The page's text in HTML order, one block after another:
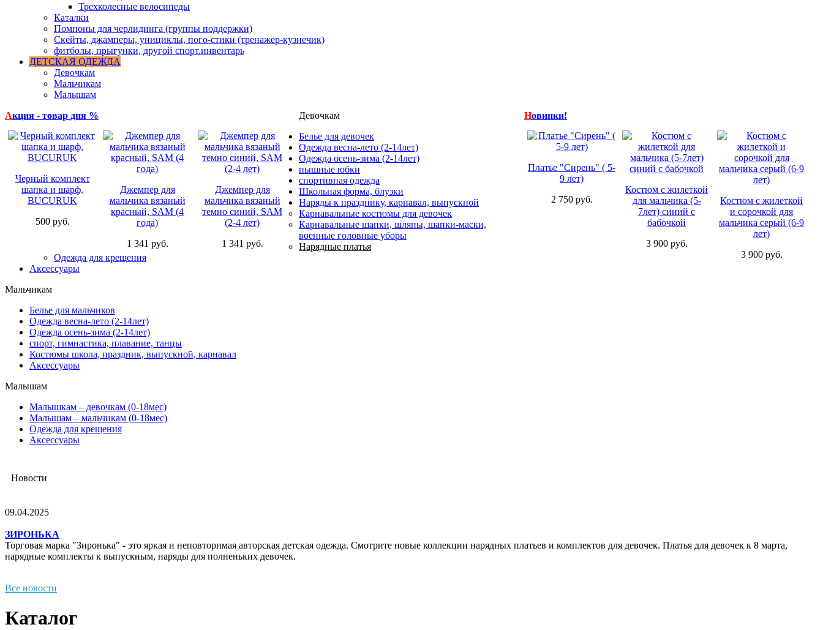
Трехколесные велосипеды
Каталки
Помпоны для черлидинга (группы поддержки)
Скейты, джамперы, унициклы, пого-стики (тренажер-кузнечик)
фитболы, прыгунки, другой спорт.инвентарь
ДЕТСКАЯ ОДЕЖДА
Девочкам
Мальчикам
Малышам
Акция - товар дня %
Черный комплект
шапка и шарф,
BUCURUK
500 руб.
Джемпер для
мальчика вязаный
красный, SAM (4
года)
1 341 руб.
Джемпер для
мальчика вязаный
темно синий, SAM
(2-4 лет)
1 341 руб.
Джемпер для
мальчика вязаный
черный, SAM (2-6
лет)
1 341 руб.
мальчика , SAM,
красный, (8 лет)
870 руб.
Рубашка для
розовая для девочки,
SAM, ( 3,5,6 лет)
Кофта с надписью
белая для девочки,
SAM, белый, ( 3, 4 ,
6 лет)
Новинки!
Платье "Сирень" ( 5-
9 лет)
2 750 руб.
Костюм с жилеткой
для мальчика (5-
7лет) синий с
бабочкой
3 900 руб.
Костюм с жилеткой
и сорочкой для
мальчика серый (6-9
лет)
3 900 руб.
Девочкам
Белье для девочек
Одежда весна-лето (2-14лет)
Одежда осень-зима (2-14лет)
пышные юбки
спортивная одежда
Школьная форма, блузки
Наряды к празднику, карнавал, выпускной
Карнавальные костюмы для девочек
Карнавальные шапки, шляпы, шапки-маски,
военные головные уборы
Нарядные платья
Одежда для крещения
Аксессуары
Мальчикам
Белье для мальчиков
Одежда весна-лето (2-14лет)
Одежда осень-зима (2-14лет)
спорт, гимнастика, плавание, танцы
Костюмы школа, праздник, выпускной, карнавал
Аксессуары
Малышам
Mалышкам – девочкам (0-18мес)
Малышам – мальчикам (0-18мес)
Одежда для крещения
Аксессуары
Новости
09.04.2025
ЗИРОНЬКА
Торговая марка "Зиронька" - это яркая и неповторимая авторская детская одежда. Смотрите новые коллекции нарядных платьев и комплектов для девочек. Платья для девочек к 8 марта,
нарядные комплекты к выпускным, наряды для полненьких девочек.
Все новости
Каталог